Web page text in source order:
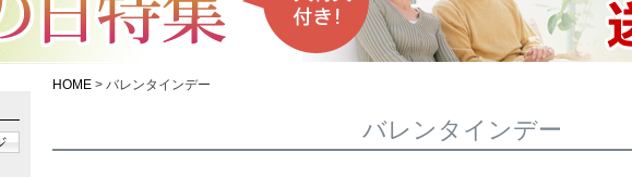
HOME バレンタインデー
バレンタインデー